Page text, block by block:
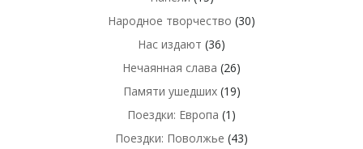
Народное творчество (30)
Нас издают (36)
Нечаянная слава (26)
Памяти ушедших(19)
Поездки: Европа (1)
Поездки: Поволжье (43)